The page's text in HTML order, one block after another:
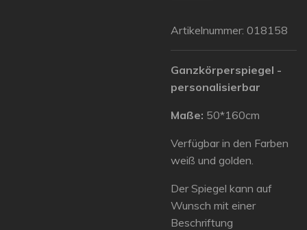
Artikelnummer: 018158
Ganzkörperspiegel -
personalisierbar
Maße: 50*160cm
Verfügbar in den Farben
weiß und golden.
Der Spiegel kann auf
Wunsch mit einer
Beschriftung